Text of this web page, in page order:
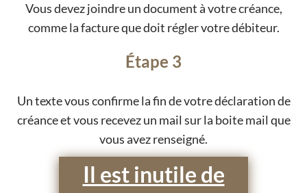
Vous devez joindre un document à votre créance,
comme la facture que doit régler votre débiteur.
Étape 3
Un texte vous confirme la fin de votre déclaration de
créance et vous recevez un mail sur la boite mail que
vous avez renseigné.
Il est inutile de